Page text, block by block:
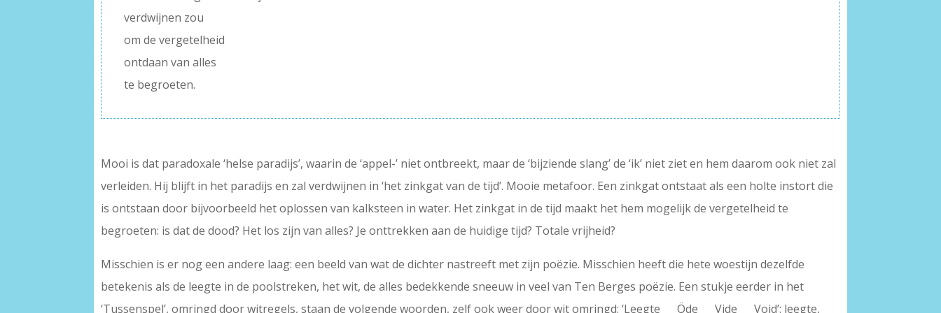
verdwijnen zou
om de vergetelheid
ontdaan van alles
te begroeten.
Mooi is dat paradoxale ‘helse paradijs’, waarin de ‘appel-’ niet ontbreekt, maar de ‘bijziende slang’ de ‘ik’ niet ziet en hem daarom ook niet zal
verleiden. Hij blijft in het paradijs en zal verdwijnen in ‘het zinkgat van de tijd’. Mooie metafoor. Een zinkgat ontstaat als een holte instort die
is ontstaan door bijvoorbeeld het oplossen van kalksteen in water. Het zinkgat in de tijd maakt het hem mogelijk de vergetelheid te
begroeten: is dat de dood? Het los zijn van alles? Je onttrekken aan de huidige tijd? Totale vrijheid?
Misschien is er nog een andere laag: een beeld van wat de dichter nastreeft met zijn poëzie. Misschien heeft die hete woestijn dezelfde
betekenis als de leegte in de poolstreken, het wit, de alles bedekkende sneeuw in veel van Ten Berges poëzie. Een stukje eerder in het
‘Tussenspel’, omringd door witregels, staan de volgende woorden, zelf ook weer door wit omringd: ‘Leegte Öde Vide Void’: leegte,